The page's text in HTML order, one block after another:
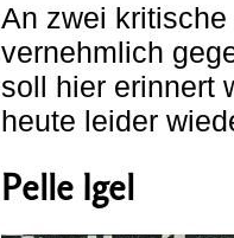
An zwei
vernehmlich
soll hier erinnert
heute leider
Pelle Igel